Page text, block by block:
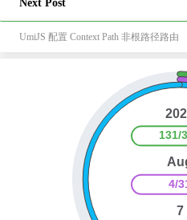
Next Post
UmiJS 配置 Context Path 非根路径路由